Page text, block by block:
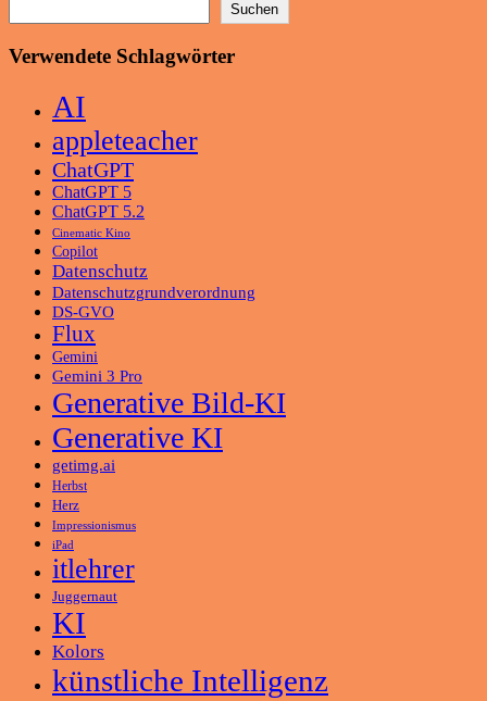
Suchen
Verwendete Schlagwörter
AI
appleteacher
ChatGPT
ChatGPT 5
ChatGPT 5.2
Cinematic Kino
Copilot
Datenschutz
Datenschutzgrundverordnung
DS-GVO
Flux
Gemini
Gemini 3 Pro
Generative Bild-KI
Generative KI
getimg.ai
Herbst
Herz
Impressionismus
iPad
itlehrer
Juggernaut
KI
Kolors
künstliche Intelligenz